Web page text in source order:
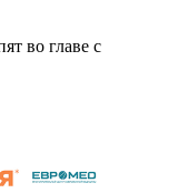
во главе с